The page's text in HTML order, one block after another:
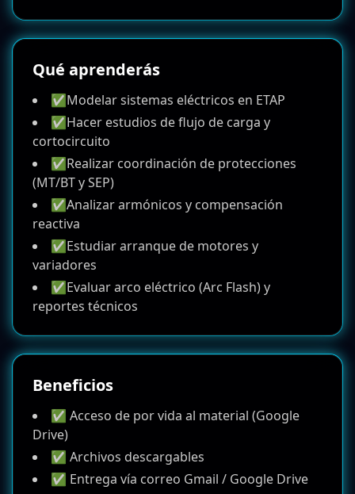
Qué aprenderás
✅Modelar sistemas eléctricos en ETAP
✅Hacer estudios de flujo de carga y
cortocircuito
✅Realizar coordinación de protecciones
(MT/BT y SEP)
✅Analizar armónicos y compensación
reactiva
✅Estudiar arranque de motores y
variadores
✅Evaluar arco eléctrico (Arc Flash) y
reportes técnicos
Beneficios
✅ Acceso de por vida al material (Google
Drive)
✅ Archivos descargables
✅ Entrega vía correo Gmail / Google Drive